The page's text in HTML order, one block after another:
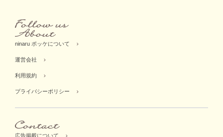
ninaru ポッケについて
運営会社
利用規約
プライバシーポリシー
広告掲載について